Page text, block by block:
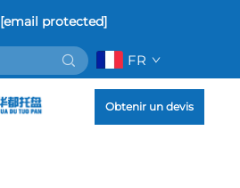
[email protected]
FR
Obtenir un devis